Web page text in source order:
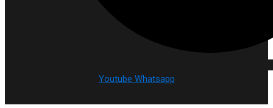
Youtube Whatsapp